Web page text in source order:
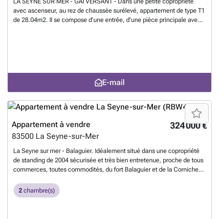
avec ascenseur, au rez de chaussée surélevé, appartement de type T1
de 28.04m2. Il se compose d'une entrée, d'une pièce principale avec
E-mail
324 000 €
Appartement à vendre
83500 La Seyne-sur-Mer
La Seyne sur mer - Balaguier. Idéalement situé dans une copropriété
de standing de 2004 sécurisée et très bien entretenue, proche de tous
commerces, toutes commodités, du fort Balaguier et de la Corniche
type 3 de 70,30m2 avec son jardin de 90m2 en lisière de forêt,
entièrement rénové au calme absolu. Il dispose d'une entrée, un
2 chambre(s)